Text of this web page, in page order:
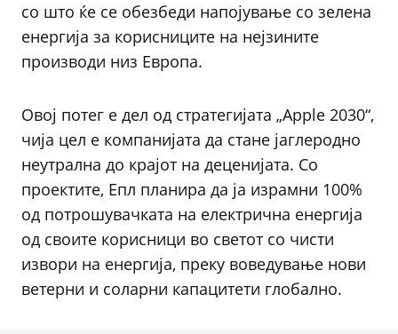
со што ќе се обезбеди напојување со зелена
енергија за корисниците на нејзините
производи низ Европа.
Овој потег е дел од стратегијата „Apple 2030“,
чија цел е компанијата да стане јаглеродно
неутрална до крајот на деценијата. Со
проектите, Епл планира да ја израмни 100%
од потрошувачката на електрична енергија
од своите корисници во светот со чисти
извори на енергија, преку воведување нови
ветерни и соларни капацитети глобално.